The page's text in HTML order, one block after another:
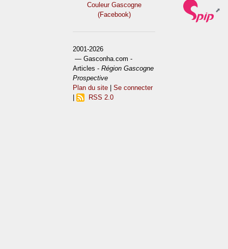
Couleur Gascogne
(Facebook)
2001-2026
— Gasconha.com -
Articles -Région Gascogne
Prospective
Plan du site |Se connecter
RSS 2.0